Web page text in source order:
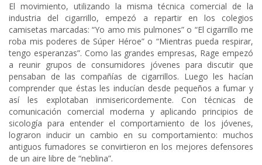
El movimiento, utilizando la misma técnica comercial de la
industria del cigarrillo, empezó a repartir en los colegios
camisetas marcadas: “Yo amo mis pulmones” o “El cigarrillo me
roba mis poderes de Súper Héroe” o “Mientras pueda respirar,
tengo esperanzas”. Como las grandes empresas, Rage empezó
a reunir grupos de consumidores jóvenes para discutir que
pensaban de las compañías de cigarrillos. Luego les hacían
comprender que éstas les inducían desde pequeños a fumar y
así les explotaban inmisericordemente. Con técnicas de
comunicación comercial moderna y aplicando principios de
sicología para entender el comportamiento de los jóvenes,
lograron inducir un cambio en su comportamiento: muchos
antiguos fumadores se convirtieron en los mejores defensores
de un aire libre de “neblina”.